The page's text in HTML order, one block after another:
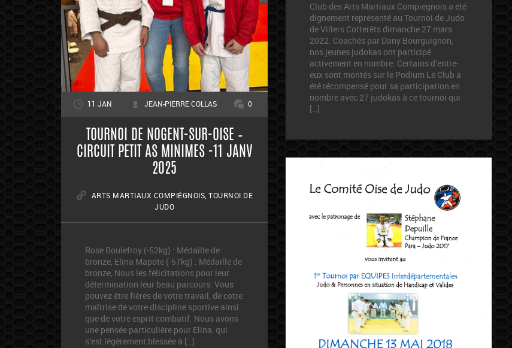
11 JAN JEAN-PIERRE COLLAS 0
TOURNOI DE NOGENT-SUR-OISE –
CIRCUIT PETIT AS MINIMES -11 JANV
2025
ARTS MARTIAUX COMPIÉGNOIS ,TOURNOI DE
JUDO
Rose Boulefroy (-52kg) : Médaille de
bronze, Elina Mapote (-57kg) : Médaille de
bronze, Nous les félicitations pour leur
détermination leur beau parcours. Vous
pouvez être fières de votre travail, de cotre
maîtrise de votre discipline sportive ainsi
que de votre esprit combatif. Nous avons
une pensée particulière pour Elina, qui
s’est légèrement blessée à […]
Club des Arts Martiaux Compiegnois a été
dignement représenté au Tournoi de Judo
de Villers Cotterêts dimanche 27 mars
2022. Coachés par Dany Bourguignon,
nos jeunes judokas ont participé
activement en nombre. Certains d’entre-
eux sont montés sur le Podium Le Club a
été récompensé pour sa participation en
nombre avec 27 judokas à ce tournoi qui
[…]